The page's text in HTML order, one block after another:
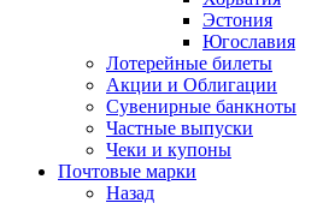
Эстония
Югославия
Лотерейные билеты
Акции и Облигации
Сувенирные банкноты
Частные выпуски
Чеки и купоны
Почтовые марки
Назад